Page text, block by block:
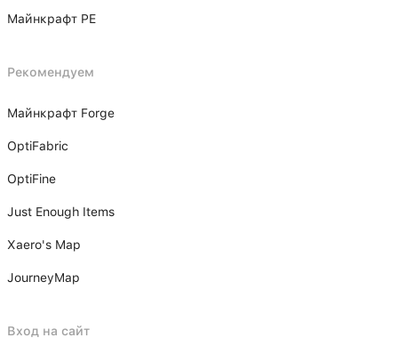
Майнкрафт PE
Рекомендуем
Майнкрафт Forge
OptiFabric
OptiFine
Just Enough Items
Xаero's Mаp
JourneyMap
Вход на сайт